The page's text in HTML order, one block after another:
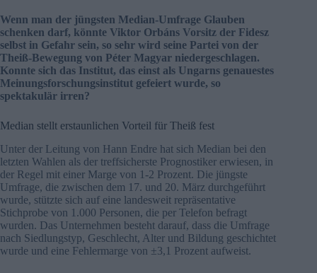
Wenn man der jüngsten Median-Umfrage Glauben
schenken darf, könnte Viktor Orbáns Vorsitz der Fidesz
selbst in Gefahr sein, so sehr wird seine Partei von der
Theiß-Bewegung von Péter Magyar niedergeschlagen.
Konnte sich das Institut, das einst als Ungarns genauestes
Meinungsforschungsinstitut gefeiert wurde, so
spektakulär irren?
Median stellt erstaunlichen Vorteil für Theiß fest
Unter der Leitung von Hann Endre hat sich Median bei den
letzten Wahlen als der treffsicherste Prognostiker erwiesen, in
der Regel mit einer Marge von 1-2 Prozent. Die jüngste
Umfrage, die zwischen dem 17. und 20. März durchgeführt
wurde, stützte sich auf eine landesweit repräsentative
Stichprobe von 1.000 Personen, die per Telefon befragt
wurden. Das Unternehmen besteht darauf, dass die Umfrage
nach Siedlungstyp, Geschlecht, Alter und Bildung geschichtet
wurde und eine Fehlermarge von ±3,1 Prozent aufweist.